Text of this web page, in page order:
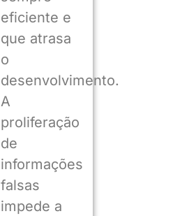
eficiente e
que atrasa
o
desenvolvimento.
A
proliferação
de
informações
falsas
impede a